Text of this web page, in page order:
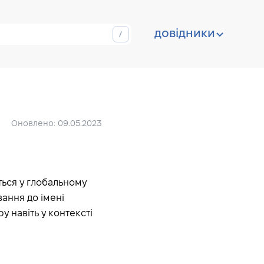
довідники
Оновлено: 09.05.2023
у глобальному
до імені
у контексті